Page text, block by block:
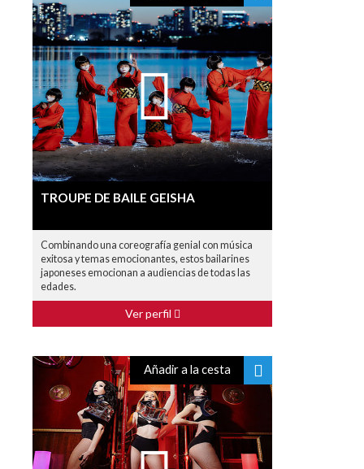
TROUPE DE BAILE GEISHA
Combinando una coreografía genial con música
exitosa y temas emocionantes, estos bailarines
japoneses emocionan a audiencias de todas las
edades.
Ver perfil
Añadir a la cesta